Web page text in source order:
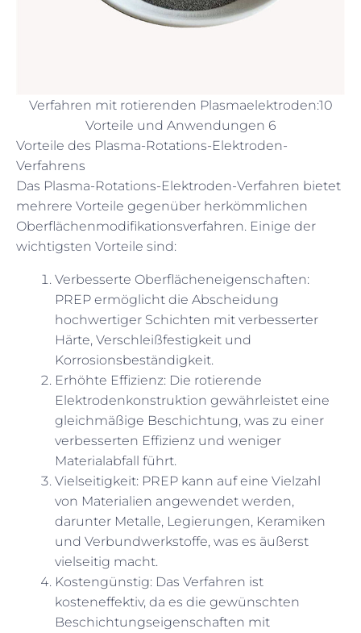
Verfahren mit rotierenden Plasmaelektroden:10
Vorteile und Anwendungen 6
Vorteile des Plasma-Rotations-Elektroden-
Verfahrens
Das Plasma-Rotations-Elektroden-Verfahren bietet
mehrere Vorteile gegenüber herkömmlichen
Oberflächenmodifikationsverfahren. Einige der
wichtigsten Vorteile sind:
Verbesserte Oberflächeneigenschaften:
PREP ermöglicht die Abscheidung
hochwertiger Schichten mit verbesserter
Härte, Verschleißfestigkeit und
Korrosionsbeständigkeit.
Erhöhte Effizienz: Die rotierende
Elektrodenkonstruktion gewährleistet eine
gleichmäßige Beschichtung, was zu einer
verbesserten Effizienz und weniger
Materialabfall führt.
Vielseitigkeit: PREP kann auf eine Vielzahl
von Materialien angewendet werden,
darunter Metalle, Legierungen, Keramiken
und Verbundwerkstoffe, was es äußerst
vielseitig macht.
Kostengünstig: Das Verfahren ist
kosteneffektiv, da es die gewünschten
Beschichtungseigenschaften mit